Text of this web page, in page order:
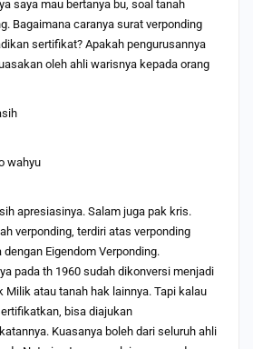
saya mau bertanya bu, soal tanah
Bagaimana caranya surat verponding
sertifikat? Apakah pengurusannya
oleh ahli warisnya kepada orang
wahyu
apresiasinya. Salam juga pak kris.
verponding, terdiri atas verponding
dengan Eigendom Verponding.
pada th 1960 sudah dikonversi menjadi
Milik atau tanah hak lainnya. Tapi kalau
bisa diajukan
Kuasanya boleh dari seluruh ahli